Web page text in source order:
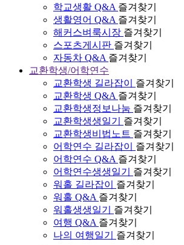
학교생활 Q&A 즐겨찾기
생활영어 Q&A 즐겨찾기
해커스벼룩시장 즐겨찾기
스포츠게시판 즐겨찾기
자동차 Q&A 즐겨찾기
교환학생/어학연수
교환학생 길라잡이
즐겨찾기
교환학생 Q&A 즐겨찾기
교환학생정보나눔 즐겨찾기
교환학생생일기
즐겨찾기
교환학생비법노트 즐겨찾기
어학연수 길라잡이
즐겨찾기
어학연수 Q&A 즐겨찾기
어학연수생생일기
즐겨찾기
워홀 길라잡이
즐겨찾기
워홀 Q&A 즐겨찾기
워홀생생일기
즐겨찾기
여행 Q&A 즐겨찾기
나의 여행일기
즐겨찾기